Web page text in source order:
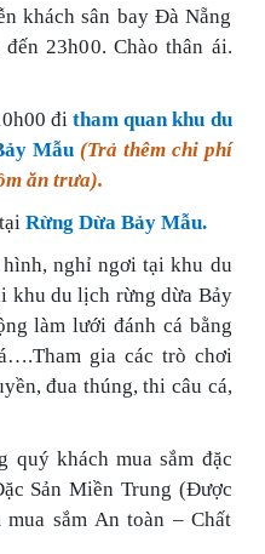
khách sân bay Đà Nẵng
23h00. Chào thân ái.
đi tham quan khu du
Mẫu (Trả thêm chi phí
ăn trưa).
Rừng Dừa Bảy Mẫu.
nghỉ ngơi tại khu du
khu du lịch rừng dừa Bảy
làm lưới đánh cá bằng
gia các trò chơi
đua thúng, thi câu cá,
quý khách mua sắm đặc
Sản Miền Trung (Được
sắm An toàn – Chất